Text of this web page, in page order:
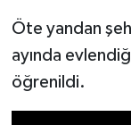
Öte yandan
ayında
öğrenildi.